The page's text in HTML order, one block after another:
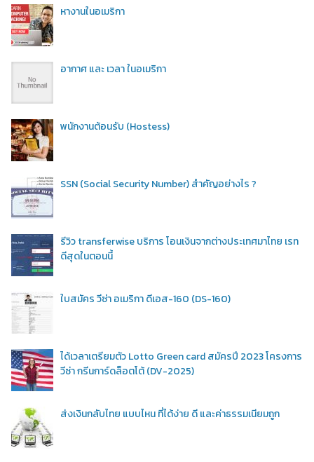
หางานในอเมริกา
อากาศ และ เวลา ในอเมริกา
พนักงานต้อนรับ (Hostess)
SSN (Social Security Number) สำคัญอย่างไร ?
รีวิว transferwise บริการ โอนเงินจากต่างประเทศมาไทย เรท
ดีสุดในตอนนี้
ใบสมัคร วีซ่า อเมริกา ดีเอส-160 (DS-160)
ได้เวลาเตรียมตัว Lotto Green card สมัครปี 2023 โครงการ
วีซ่า กรีนการ์ดล็อตโต้ (DV-2025)
ส่งเงินกลับไทย แบบไหน ที่ได้ง่าย ดี และค่าธรรมเนียมถูก